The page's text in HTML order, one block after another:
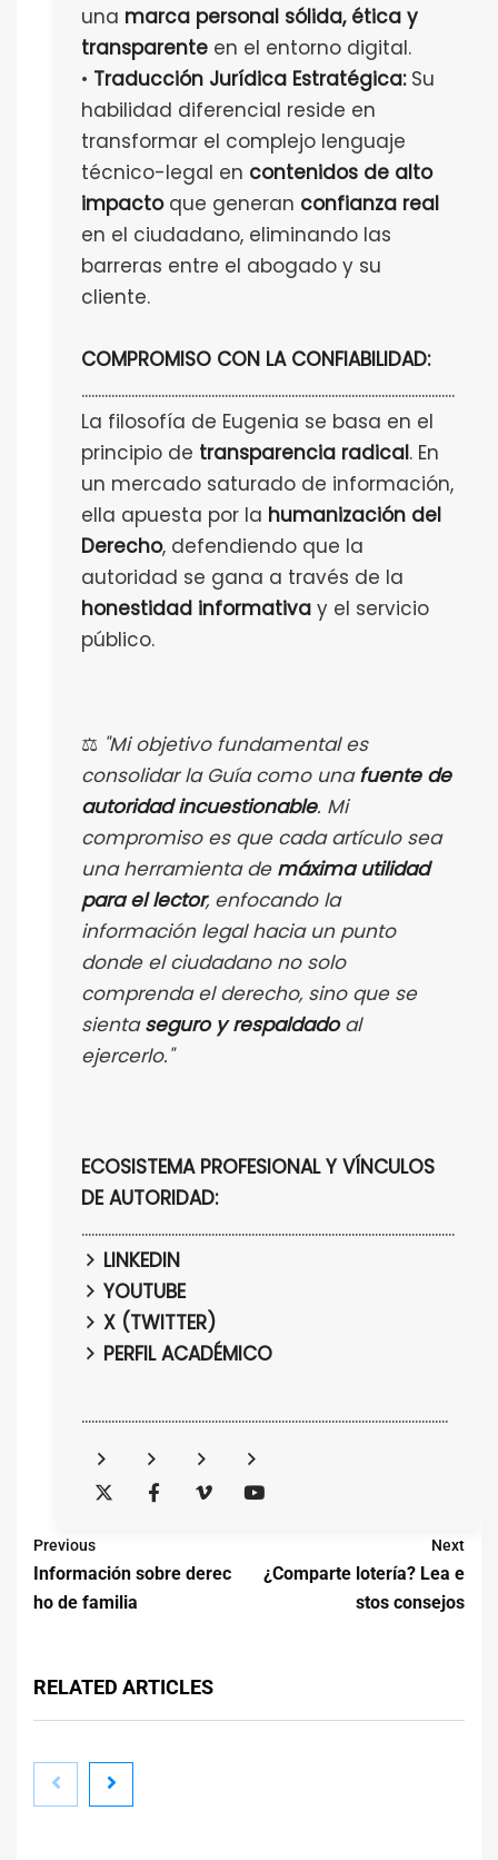
una marca personal sólida, ética y
transparente en el entorno digital.
• Traducción Jurídica Estratégica:Su
habilidad diferencial reside en
transformar el complejo lenguaje
técnico-legal en contenidos de alto
impactoque generan confianza real
en el ciudadano, eliminando las
barreras entre el abogado y su
cliente.
COMPROMISO CON LA CONFIABILIDAD:
................................................................................................................
La filosofía de Eugenia se basa en el
principio de transparencia radical. En
un mercado saturado de información,
ella apuesta por la humanización del
Derecho, defendiendo que la
autoridad se gana a través de la
honestidad informativa y el servicio
público.
⚖️ "Mi objetivo fundamental es
consolidar la Guía como unafuente de
autoridad incuestionable. Mi
compromiso es que cada artículo sea
una herramienta de máxima utilidad
para el lector, enfocando la
información legal hacia un punto
donde el ciudadano no solo
comprenda el derecho, sino que se
sientaseguro y respaldadoal
ejercerlo."
ECOSISTEMA PROFESIONAL Y VÍNCULOS
DE AUTORIDAD:
................................................................................................................
LINKEDIN
YOUTUBE
X (TWITTER)
PERFIL ACADÉMICO
..............................................................................................................
Previous
Información sobre derec
ho de familia
Next
¿Comparte lotería? Lea e
stos consejos
RELATED ARTICLES